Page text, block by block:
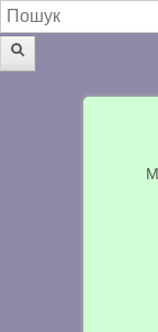
Пошукова